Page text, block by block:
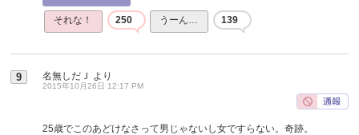
それな！ 250 うーん… 139
9 名無しだＪ より
2015年10月26日 12:17 PM
25歳でこのあどけなさって男じゃないし女ですらない。奇跡。